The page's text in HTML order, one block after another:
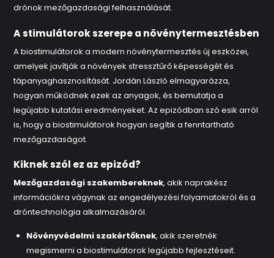
drónok mezőgazdasági felhasználását.
A stimulátorok szerepe a növénytermesztésben
A biostimulátorok a modern növénytermesztés új eszközei,
amelyek javítják a növények stressztűrő képességét és
tápanyaghasznosítását. Jordán László elmagyarázza,
hogyan működnek ezek az anyagok, és bemutatja a
legújabb kutatási eredményeket. Az epizódban szó esik arról
is, hogy a biostimulátorok hogyan segítik a fenntartható
mezőgazdaságot.
Kiknek szól ez az epizód?
Mezőgazdasági szakembereknek, akik naprakész
információkra vágynak az engedélyezési folyamatokról és a
dróntechnológia alkalmazásáról.
Növényvédelmi szakértőknek, akik szeretnék
megismerni a biostimulátorok legújabb fejlesztéseit.